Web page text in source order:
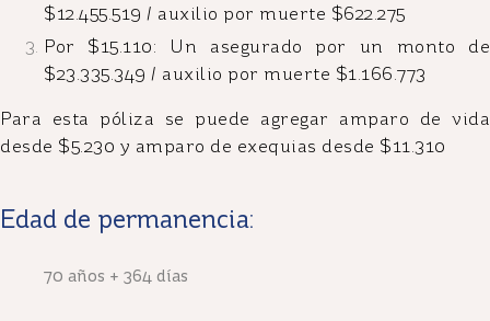
$12.455.519 / auxilio por muerte $622.275
Por $15.110: Un asegurado por un monto de
$23.335.349 / auxilio por muerte $1.166.773
Para esta póliza se puede agregar amparo de vida
desde $5.230 y amparo de exequias desde $11.310
Edad de permanencia:
70 años + 364 días